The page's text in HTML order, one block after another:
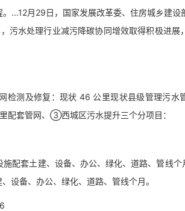
...12月29日，国家发展改革委、住房城乡建设
污水处理行业减污降碳协同增效取得积极进展
测及修复：现状 46 公里现状县级管理污水
套管网、③西城区污水提升三个分项目：
配套土建、设备、办公、绿化、道路、管线个
设备、办公、绿化、道路、管线个月。